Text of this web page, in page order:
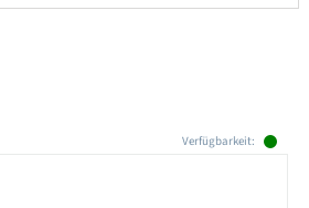
Verfügbarkeit: